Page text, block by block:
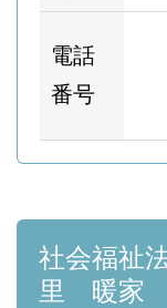
電話
番号
社会福祉
里 暖家